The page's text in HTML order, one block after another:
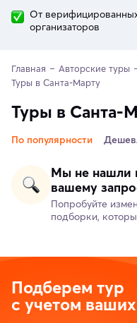
От
организаторов
Главная Авторские туры
Туры в Санта-Марту
Туры в Санта-
По популярности
Мы не нашли
вашему
Попробуйте
подборки,
Подберем тур
с учетом